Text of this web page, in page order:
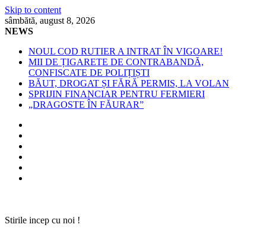
Skip to content
sâmbătă, august 8, 2026
NEWS
NOUL COD RUTIER A INTRAT ÎN VIGOARE!
MII DE ȚIGARETE DE CONTRABANDĂ,
CONFISCATE DE POLIȚIȘTI
BĂUT, DROGAT ȘI FĂRĂ PERMIS, LA VOLAN
SPRIJIN FINANCIAR PENTRU FERMIERI
„DRAGOSTE ÎN FĂURAR”
Stirile incep cu noi !